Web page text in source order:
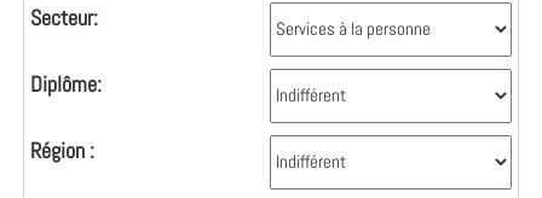
Secteur:
Diplôme:
Région :